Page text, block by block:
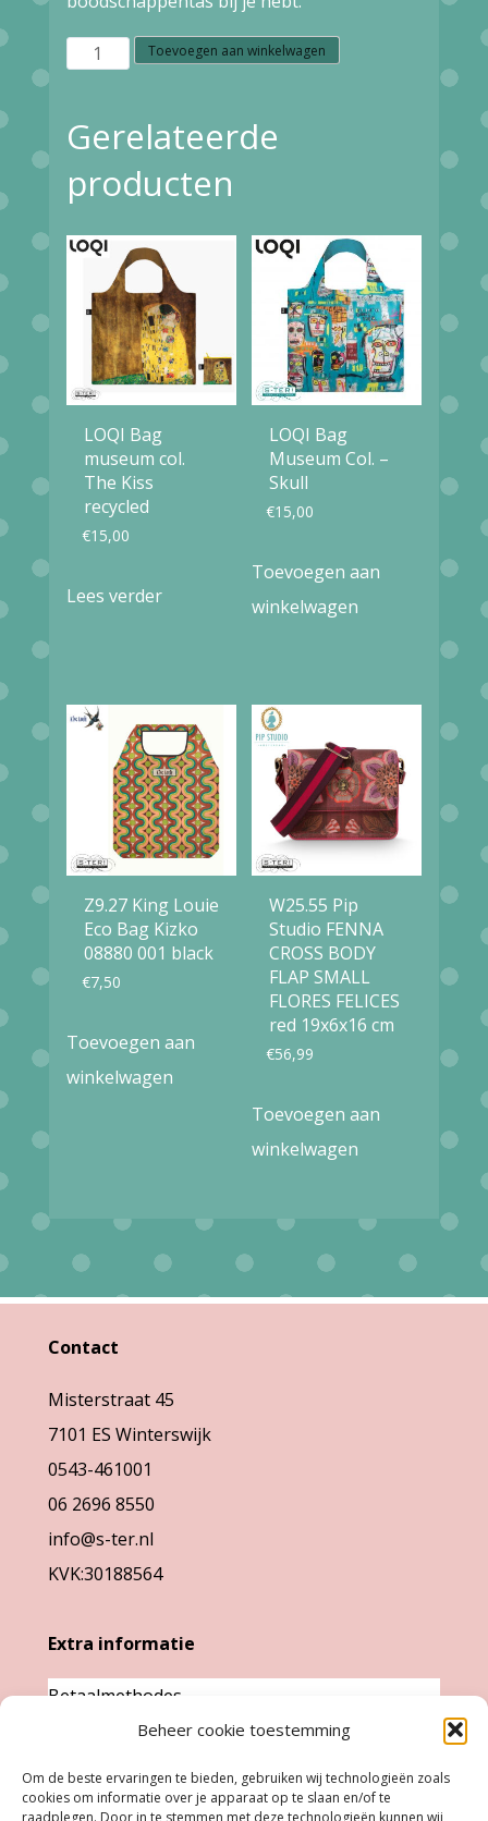
Beheer cookie toestemming
Om de beste ervaringen te bieden, gebruiken wij technologieën zoals
cookies om informatie over je apparaat op te slaan en/of te
raadplegen. Door in te stemmen met deze technologieën kunnen wij
LOQI
LARGE
dutch
tile
Toevoegen aan winkelwagen
Gerelateerde
producten
LOQI Bag
museum col.
The Kiss
recycled
€15,00
Lees verder
LOQI Bag
Museum Col. –
Skull
€15,00
Toevoegen aan
winkelwagen
Z9.27 King Louie
Eco Bag Kizko
08880 001 black
€7,50
Toevoegen aan
winkelwagen
W25.55 Pip
Studio FENNA
CROSS BODY
FLAP SMALL
FLORES FELICES
red 19x6x16 cm
€56,99
Toevoegen aan
winkelwagen
Contact
Misterstraat 45
7101 ES Winterswijk
0543-461001
06 2696 8550
info@s-ter.nl
KVK:30188564
Extra informatie
Betaalmethodes
Garantie & klachten
verzendkosten